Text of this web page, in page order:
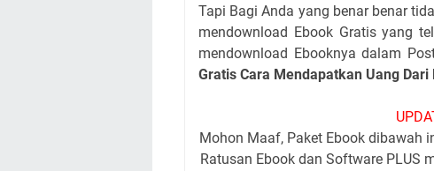
Tapi Bagi Anda yang benar benar
mendownload Ebook Gratis yang
mendownload Ebooknya dalam
Gratis Cara Mendapatkan Uang Dari
Mohon Maaf, Paket Ebook dibawah
Ratusan Ebook dan Software PLUS